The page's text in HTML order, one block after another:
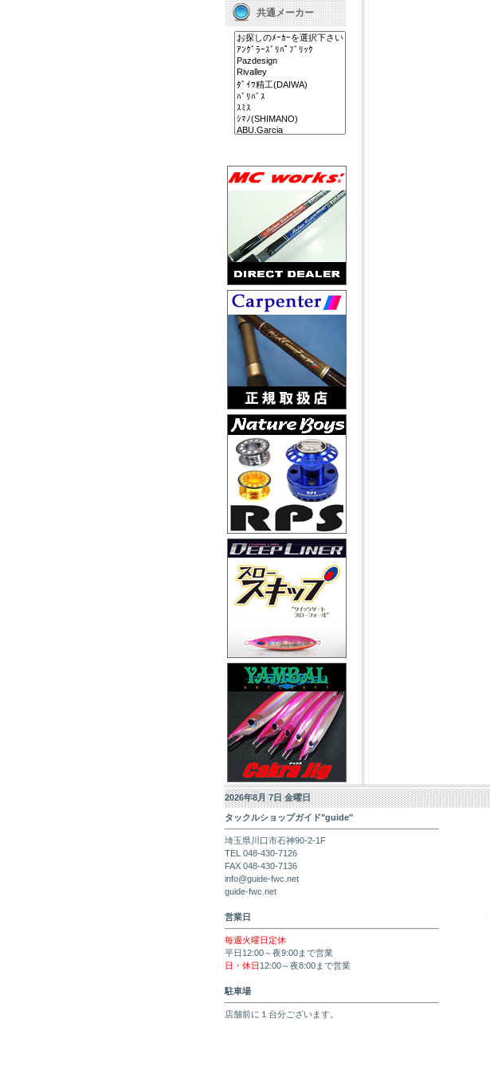
共通メーカー
2026年8月 7日 金曜日
タックルショップガイド"guide"
埼玉県川口市石神90-2-1F
TEL 048-430-7126
FAX 048-430-7136
info@guide-fwc.net
guide-fwc.net
営業日
毎週火曜日定休
平日12:00～夜9:00まで営業
日・休日 12:00～夜8:00まで営業
駐車場
店舗前に１台分ございます。